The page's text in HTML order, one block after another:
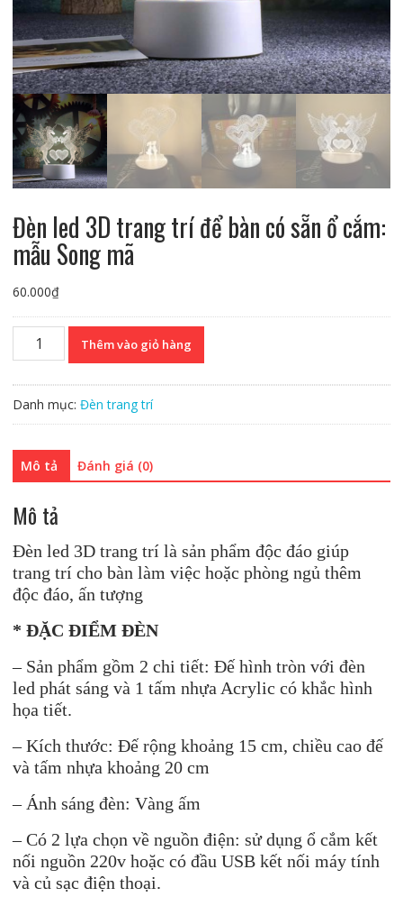
Đèn led 3D trang trí để bàn có sẵn ổ cắm:
mẫu Song mã
60.000₫
trí
bàn
có
ổ
mẫu
Song
mã
lượng
Thêm vào giỏ hàng
Danh mục: Đèn trang trí
Mô tả Đánh giá (0)
Mô tả
Đèn led 3D trang trí là sản phẩm độc đáo giúp
trang trí cho bàn làm việc hoặc phòng ngủ thêm
độc đáo, ấn tượng
* ĐẶC ĐIỂM ĐÈN
– Sản phẩm gồm 2 chi tiết: Đế hình tròn với đèn
led phát sáng và 1 tấm nhựa Acrylic có khắc hình
họa tiết.
– Kích thước: Đế rộng khoảng 15 cm, chiều cao đế
và tấm nhựa khoảng 20 cm
– Ánh sáng đèn: Vàng ấm
– Có 2 lựa chọn về nguồn điện: sử dụng ổ cắm kết
nối nguồn 220v hoặc có đầu USB kết nối máy tính
và củ sạc điện thoại.